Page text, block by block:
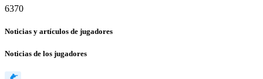
6370
Noticias y artículos de jugadores
Noticias de los jugadores